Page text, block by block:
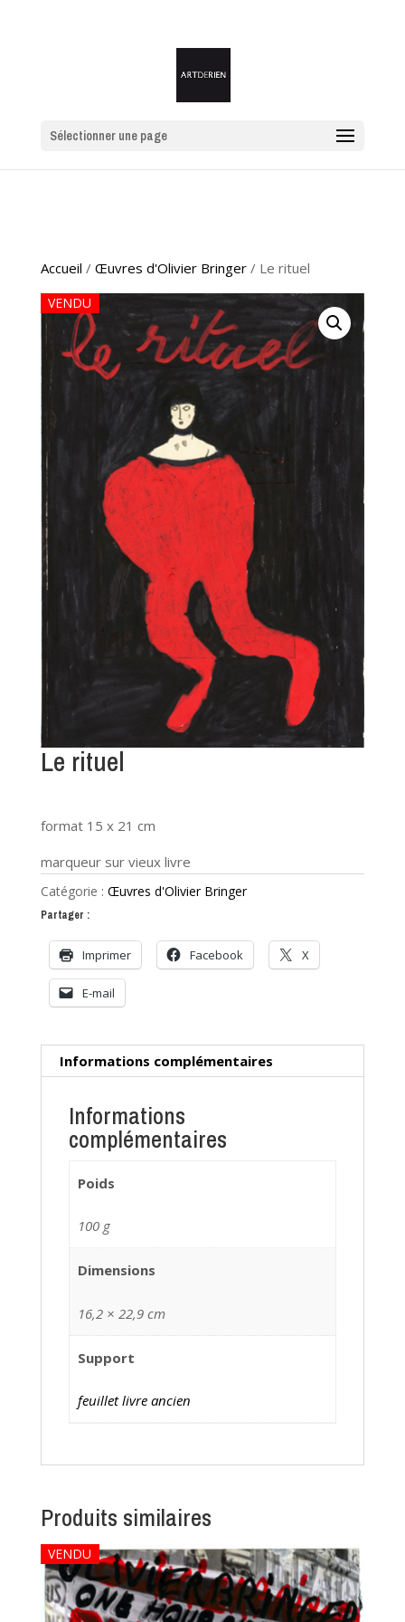
Sélectionner une page
Accueil / Œuvres d'Olivier Bringer/ Le rituel
VENDU
Le rituel
format 15 x 21 cm
marqueur sur vieux livre
Catégorie : Œuvres d'Olivier Bringer
Partager :
Imprimer Facebook X
E-mail
Informations complémentaires
Informations
complémentaires
Poids
100 g
Dimensions
16,2 × 22,9 cm
Support
feuillet livre ancien
Produits similaires
VENDU